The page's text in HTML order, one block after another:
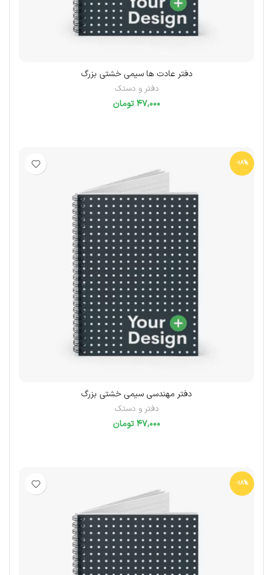
دفتر عادت ها سیمی خشتی بزرگ
دفتر و دستک
تومان
-18%
دفتر مهندسی سیمی خشتی بزرگ
دفتر و دستک
تومان
-18%